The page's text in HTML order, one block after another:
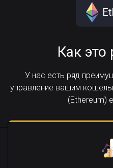
Как это
У нас есть ряд
управление вашим
(Ethereum)